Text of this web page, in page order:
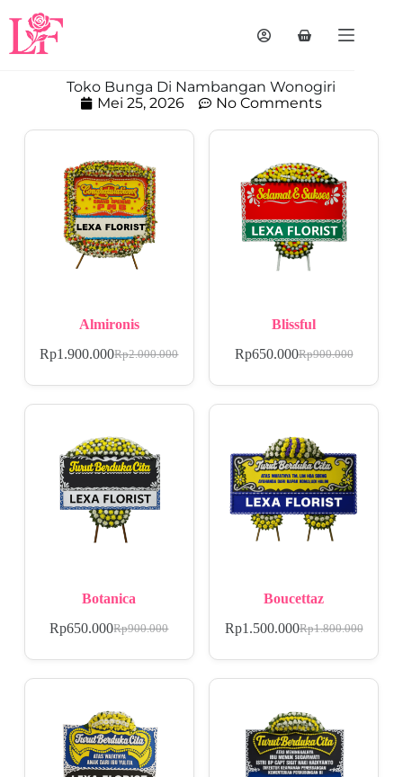
Toko Bunga Di Nambangan Wonogiri
Mei 25, 2026
No Comments
Almironis
Rp2.000.000
Rp1.900.000
Blissful
Rp900.000
Rp650.000
Botanica
Rp900.000
Rp650.000
Boucettaz
Rp1.800.000
Rp1.500.000